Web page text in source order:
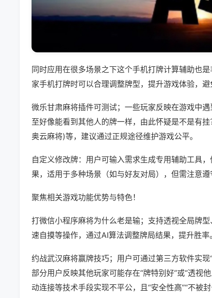
同时应用在很多场景之下这个手机打牌计算辅助也
家手机打牌时可以合理调整牌型，提升游戏体验，避
微乐甘肃麻将插件可测试；一些玩家反映在游戏中
至好像能看到其他人的牌一样，由此怀疑是不是有
奥云麻将)等，建议通过正规途径维护游戏公平。
自定义修改牌：用户可输入需求生成专用辅助工具
果，适用于多种场景（如与好友对局），但需注意遵
聚焦相关游戏功能优势与特色！
打微信小程序麻将为什么老是输；支持透视全局牌
速自摸等操作，通过AI算法调整牌局结果，提升胜率。
约战武汉麻将赢牌技巧；用户可通过第三方软件实现
部分用户反映其他玩家可能存在“牌特别好”或“透视
动连接等技术手段实现不平公，且“安全性高”“不被封